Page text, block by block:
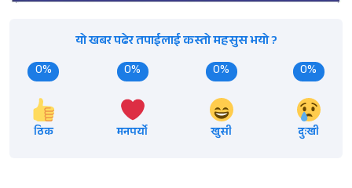
यो खबर पढेर तपाईलाई कस्तो महसुस भयो ?
0%
ठिक
0%
मनपर्यो
0%
खुसी
0%
दुःखी